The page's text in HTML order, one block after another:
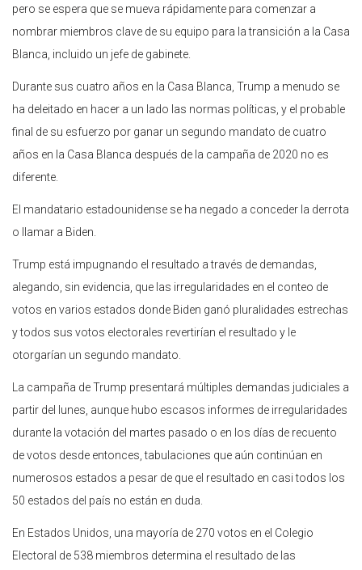
pero se espera que se mueva rápidamente para comenzar a
nombrar miembros clave de su equipo para la transición a la Casa
Blanca, incluido un jefe de gabinete.
Durante sus cuatro años en la Casa Blanca, Trump a menudo se
ha deleitado en hacer a un lado las normas políticas, y el probable
final de su esfuerzo por ganar un segundo mandato de cuatro
años en la Casa Blanca después de la campaña de 2020 no es
diferente.
El mandatario estadounidense se ha negado a conceder la derrota
o llamar a Biden.
Trump está impugnando el resultado a través de demandas,
alegando, sin evidencia, que las irregularidades en el conteo de
votos en varios estados donde Biden ganó pluralidades estrechas
y todos sus votos electorales revertirían el resultado y le
otorgarían un segundo mandato.
La campaña de Trump presentará múltiples demandas judiciales a
partir del lunes, aunque hubo escasos informes de irregularidades
durante la votación del martes pasado o en los días de recuento
de votos desde entonces, tabulaciones que aún continúan en
numerosos estados a pesar de que el resultado en casi todos los
50 estados del país no están en duda.
En Estados Unidos, una mayoría de 270 votos en el Colegio
Electoral de 538 miembros determina el resultado de las